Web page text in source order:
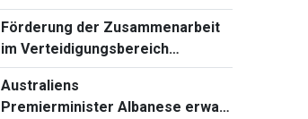
die Erneuerung der
Infrastrukturplanung
Förderung der Zusammenarbeit
im Verteidigungsbereich
zwischen Vietnam und Malaysia
Australiens
Premierminister Albanese erwartet